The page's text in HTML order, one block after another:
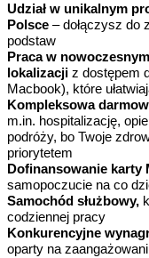
Udział w unikalnym
Polsce – dołączysz do
podstaw
Praca w
lokalizacji z dostępem
Macbook), które
Kompleksowa
m.in. hospitalizację,
podróży, bo Twoje
priorytetem
Dofinansowanie karty
samopoczucie na co
Samochód służbowy,
codziennej pracy
Konkurencyjne
oparty na